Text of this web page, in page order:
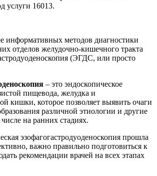
услуги 16013.
информативных методов диагностики
отделов желудочно-кишечного тракта
(ЭГДС, или просто
– это эндоскопическое
пищевода, желудка и
кишки, которое позволяет выявить очаги
различной этиологии и другие
на ранних стадиях.
эзофагогастродуоденоскопия прошла
важно правильно подготовиться к
рекомендации врачей на всех этапах